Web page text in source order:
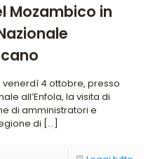
Mozambico in
venerdì 4 ottobre, presso
all’Enfola, la visita di
di amministratori e
di […]